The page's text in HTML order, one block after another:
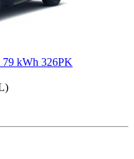
kWh 326PK